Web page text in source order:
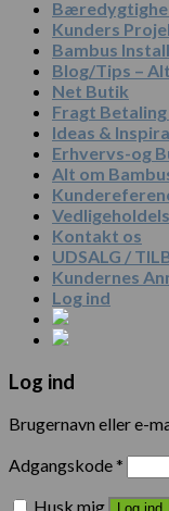
Kunders
Bambus
Blog/Tips –
Net Butik
Fragt
Ideas &
Erhvervs-og
Alt om
Kontakt os
UDSALG /
Kundernes
Log ind
Log ind
Brugernavn eller e-
Adgangskode*
Husk mig